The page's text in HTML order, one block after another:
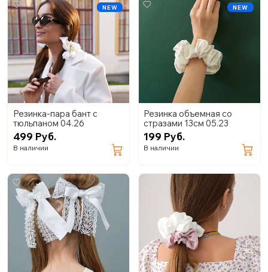
NEW
Резинка-пара бант с
тюльпаном 04.26
499 Руб.
В наличии
NEW
Резинка объемная со
стразами 13см 05.23
199 Руб.
В наличии